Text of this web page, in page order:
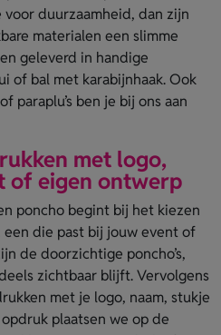
duurzaamheid, dan zijn
materialen een slimme
geleverd in handige
of bal met karabijnhaak. Ook
of paraplu’s ben je bij ons aan
met logo,
of eigen ontwerp
poncho begint bij het kiezen
die past bij jouw event of
de doorzichtige poncho’s,
zichtbaar blijft. Vervolgens
met je logo, naam, stukje
plaatsen we op de